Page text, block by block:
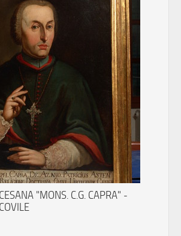
"MONS. C.G. CAPRA" -